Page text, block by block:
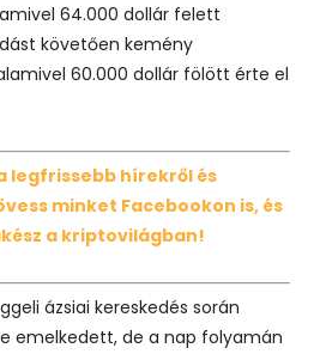
64.000 dollár felett
követően kemény
60.000 dollár fölött érte el
legfrissebb hírekről és
minket Facebookon is, és
a kriptovilágban!
ázsiai kereskedés során
emelkedett, de a nap folyamán